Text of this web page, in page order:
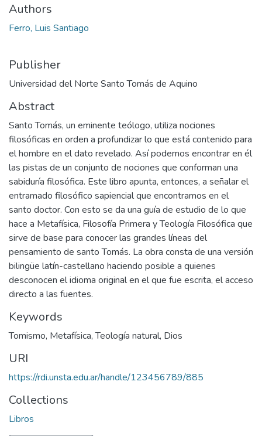
Authors
Ferro, Luis Santiago
Publisher
Universidad del Norte Santo Tomás de Aquino
Abstract
Santo Tomás, un eminente teólogo, utiliza nociones
filosóficas en orden a profundizar lo que está contenido para
el hombre en el dato revelado. Así podemos encontrar en él
las pistas de un conjunto de nociones que conforman una
sabiduría filosófica. Este libro apunta, entonces, a señalar el
entramado filosófico sapiencial que encontramos en el
santo doctor. Con esto se da una guía de estudio de lo que
hace a Metafísica, Filosofía Primera y Teología Filosófica que
sirve de base para conocer las grandes líneas del
pensamiento de santo Tomás. La obra consta de una versión
bilingüe latín-castellano haciendo posible a quienes
desconocen el idioma original en el que fue escrita, el acceso
directo a las fuentes.
Keywords
Tomismo, Metafísica,Teología natural, Dios
URI
https://rdi.unsta.edu.ar/handle/123456789/885
Collections
Libros